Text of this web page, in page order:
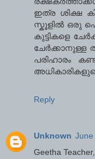
ഇത്ര ശിക്ഷ
സ്കൂളില്‍ ഒരു
കുട്ടികളെ
ചേര്‍ക്കാനുള്ള
പരിഹാരം
Reply
Unknown June
Geetha Teacher,